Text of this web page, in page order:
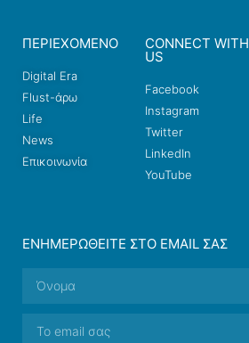
ΠΕΡΙΕΧΟΜΕΝΟ
Digital Era
Flust-άρω
Life
News
Επικοινωνία
CONNECT WITH
US
Facebook
Instagram
Twitter
LinkedIn
YouTube
ΕΝΗΜΕΡΩΘΕΊΤΕ ΣΤΟ EMAIL ΣΑΣ